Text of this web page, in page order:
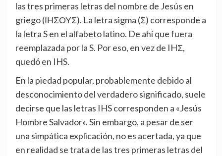
las tres primeras letras del nombre de Jesús en
griego (ΙΗΣΟΥΣ). La letra sigma (Σ) corresponde a
la letra S en el alfabeto latino. De ahí que fuera
reemplazada por la S. Por eso, en vez de IHΣ,
quedó en IHS.
En la piedad popular, probablemente debido al
desconocimiento del verdadero significado, suele
decirse que las letras IHS corresponden a «Jesús
Hombre Salvador». Sin embargo, a pesar de ser
una simpática explicación, no es acertada, ya que
en realidad se trata de las tres primeras letras del